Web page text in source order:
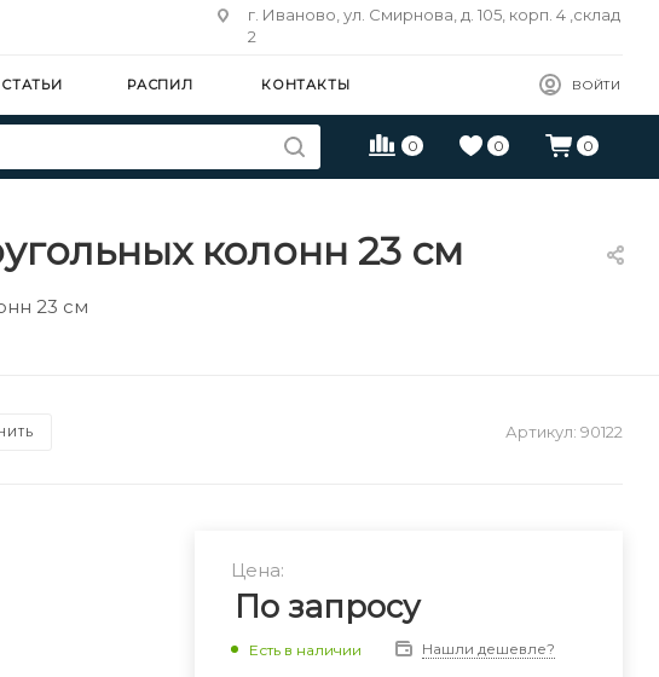
г. Иваново, ул. Смирнова, д. 105, корп. 4 ,склад
2
ВОЙТИ
СТАТЬИ РАСПИЛ КОНТАКТЫ
0 0 0
колонн 23 см
23 см
Артикул: 90122
Цена:
По запросу
Есть в наличии Нашли дешевле?